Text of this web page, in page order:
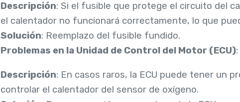
Descripción: Si el fusible que protege el circuito del
el calentador no funcionará correctamente, lo que
Solución: Reemplazo del fusible fundido.
Problemas en la Unidad de Control del Motor (ECU):
Descripción: En casos raros, la ECU puede tener un
controlar el calentador del sensor de oxígeno.